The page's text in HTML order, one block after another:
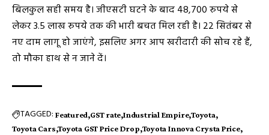
बिलकुल सही समय है। जीएसटी घटने के बाद 48,700 रुपये से
लेकर 3.5 लाख रुपये तक की भारी बचत मिल रही है। 22 सितंबर से
नए दाम लागू हो जाएंगे, इसलिए अगर आप खरीदारी की सोच रहे हैं,
तो मौका हाथ से न जाने दें।
TAGGED: Featured GST rate Industrial Empire Toyota
Toyota Cars Toyota GST Price Drop Toyota Innova Crysta Price